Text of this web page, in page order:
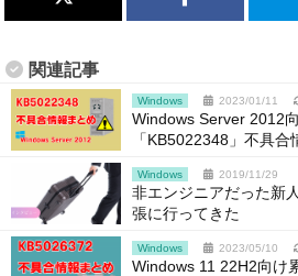
関連記事
Windows 2023/01/11
Windows Server 2012
「KB5022348」不具合
Windows 2019/11/29
非エンジニアだった新
張に行ってきた
Windows 2023/05/10
Windows 11 22H2向け